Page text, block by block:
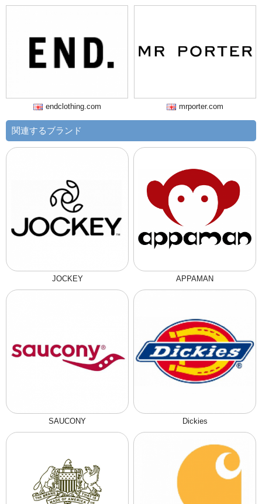
endclothing.com mrporter.com
関連するブランド
JOCKEY APPAMAN
SAUCONY Dickies